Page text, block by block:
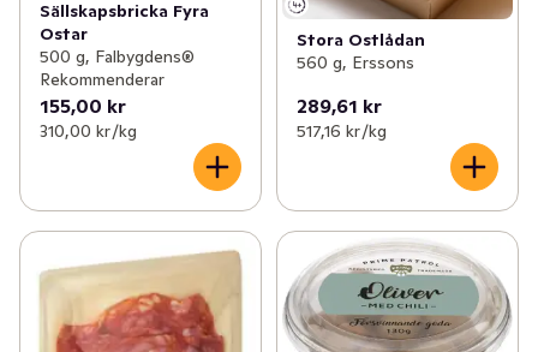
Sällskapsbricka Fyra
Ostar
500 g, Falbygdens®
Rekommenderar
155,00 kr
310,00 kr /kg
Stora Ostlådan
560 g, Erssons
289,61 kr
517,16 kr /kg